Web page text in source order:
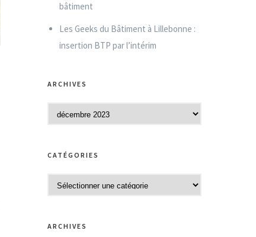
bâtiment
Les Geeks du Bâtiment à Lillebonne :
insertion BTP par l’intérim
ARCHIVES
r
h
s
CATÉGORIES
a
é
ARCHIVES